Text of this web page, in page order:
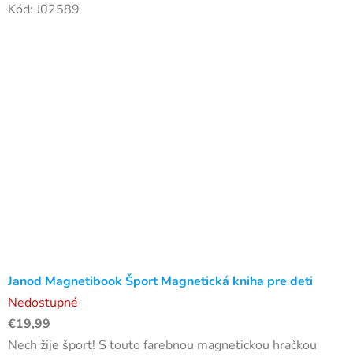
rokov....
Kód: J02589
Janod Magnetibook Šport Magnetická kniha pre deti
Nedostupné
€19,99
Nech žije šport! S touto farebnou magnetickou hračkou